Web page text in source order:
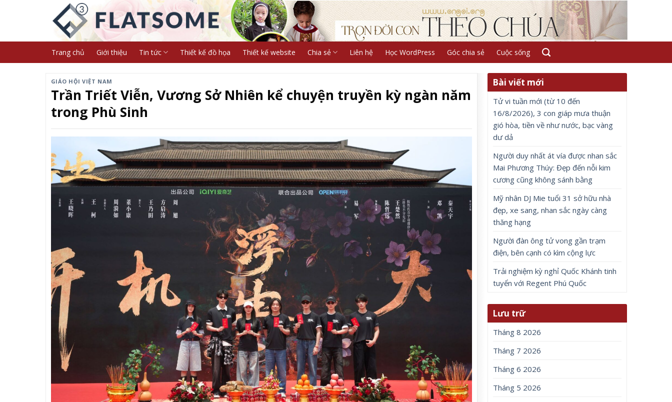
Trang chủ Giới thiệu Tin tức Thiết kế đồ họa Thiết kế website Chia sẻ Liên hệ Học WordPress Góc chia sẻ Cuộc sống
GIÁO HỘI VIỆT NAM
Trần Triết Viễn, Vương Sở Nhiên kể chuyện truyền kỳ ngàn năm
trong Phù Sinh
Bài viết mới
Tử vi tuần mới (từ 10 đến
16/8/2026), 3 con giáp mưa thuận
gió hòa, tiền về như nước, bạc vàng
dư dả
Người duy nhất át vía được nhan sắc
Mai Phương Thúy: Đẹp đến nỗi kim
cương cũng không sánh bằng
Mỹ nhân DJ Mie tuổi 31 sở hữu nhà
đẹp, xe sang, nhan sắc ngày càng
thăng hạng
Người đàn ông tử vong gần trạm
điện, bên cạnh có kìm cộng lực
Trải nghiệm kỳ nghỉ Quốc Khánh tinh
tuyển với Regent Phú Quốc
Lưu trữ
Tháng 8 2026
Tháng 7 2026
Tháng 6 2026
Tháng 5 2026